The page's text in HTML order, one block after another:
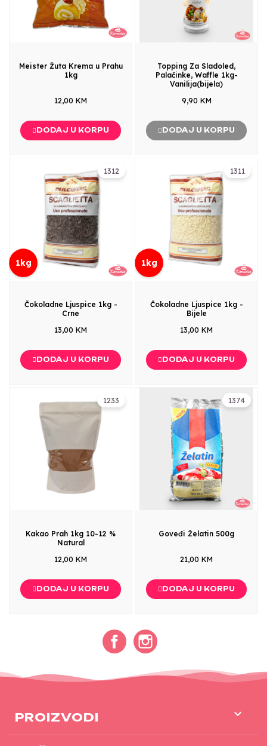
Meister Žuta Krema u Prahu
1kg
12,00 KM
DODAJ U KORPU
Topping Za Sladoled,
Palačinke, Waffle 1kg-
Vanilija(bijela)
9,90 KM
DODAJ U KORPU
1312
1kg
Čokoladne Ljuspice 1kg -
Crne
13,00 KM
DODAJ U KORPU
1311
1kg
Čokoladne Ljuspice 1kg -
Bijele
13,00 KM
DODAJ U KORPU
1233
Kakao Prah 1kg 10-12 %
Natural
12,00 KM
DODAJ U KORPU
1374
Goveđi Želatin 500g
21,00 KM
DODAJ U KORPU
Facebook
PROIZVODI 